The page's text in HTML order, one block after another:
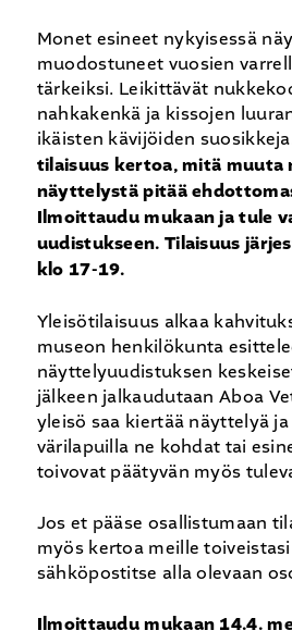
Monet esineet nykyisessä
muodostuneet vuosien
tärkeiksi. Leikittävät
nahkakenkä ja kissojen
ikäisten kävijöiden
tilaisuus kertoa, mitä muuta
näyttelystä pitää
Ilmoittaudu mukaan ja tule
uudistukseen. Tilaisuus
klo 17-19.
Yleisötilaisuus alkaa
museon henkilökunta
näyttelyuudistuksen
jälkeen jalkaudutaan Aboa
yleisö saa kiertää näyttelyä
värilapuilla ne kohdat tai
toivovat päätyvän myös
Jos et pääse osallistumaan
myös kertoa meille
sähköpostitse alla olevaan
Ilmoittaudu mukaan 14.4.